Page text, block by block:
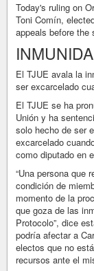
Today's ruling on
Toni Comín,
appeals before the
El TJUE avala la
ser excarcelado
El TJUE se ha
Unión y ha
solo hecho de ser
excarcelado
como diputado en
“Una persona que
condición de
momento de la
que goza de las
Protocolo”, dice
podría afectar a
electos que no
recursos ante el